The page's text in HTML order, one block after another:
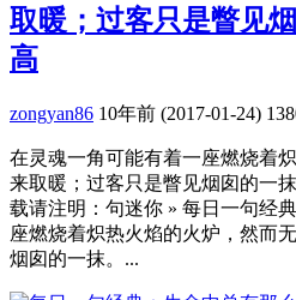
取暖；过客只是瞥见
高
zongyan86 10年前 (2017-01-24)
在灵魂一角可能有着一座燃烧着
来取暖；过客只是瞥见烟囱的一
载请注明：句迷你 » 每日一句经
座燃烧着炽热火焰的火炉，然而
烟囱的一抹。...